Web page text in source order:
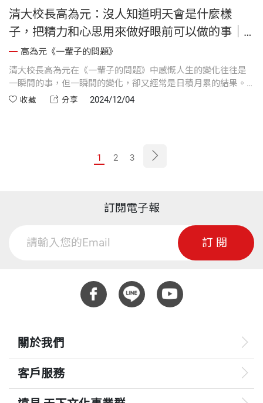
清大校長高為元：沒人知道明天會是什麼樣
子，把精力和心思用來做好眼前可以做的事｜
《一輩子的問題》
高為元《一輩子的問題》
清大校長高為元在《一輩子的問題》中感慨人生的變化往往是
一瞬間的事，但一瞬間的變化，卻又經常是日積月累的結果。
我們一定都曾經回頭去看以前做的一些小事，赫然發現竟然有
收藏 分享 2024/12/04
1 2 3
訂閱電子報
訂閱
關於我們
客戶服務